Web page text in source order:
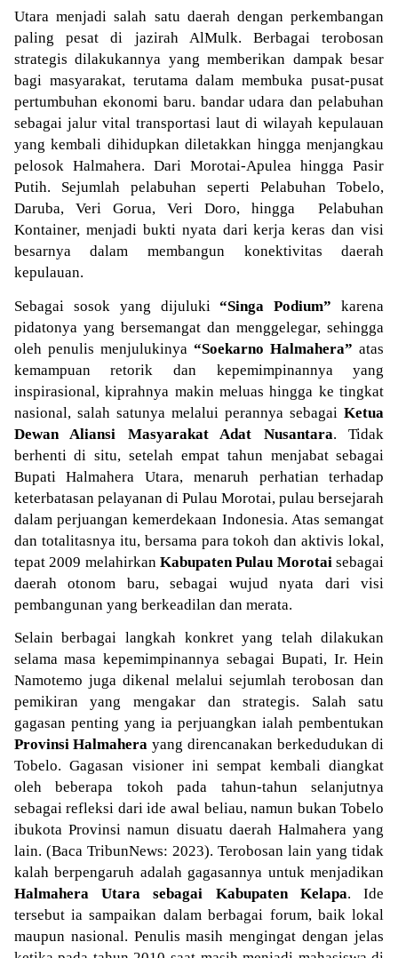
Utara menjadi salah satu daerah dengan perkembangan
paling pesat di jazirah AlMulk. Berbagai terobosan
strategis dilakukannya yang memberikan dampak besar
bagi masyarakat, terutama dalam membuka pusat-pusat
pertumbuhan ekonomi baru. bandar udara dan pelabuhan
sebagai jalur vital transportasi laut di wilayah kepulauan
yang kembali dihidupkan diletakkan hingga menjangkau
pelosok Halmahera. Dari Morotai-Apulea hingga Pasir
Putih. Sejumlah pelabuhan seperti Pelabuhan Tobelo,
Daruba, Veri Gorua, Veri Doro, hingga
Pelabuhan
Kontainer, menjadi bukti nyata dari kerja keras dan visi
besarnya dalam membangun konektivitas daerah
kepulauan.
Sebagai sosok yang dijuluki“Singa Podium” karena
pidatonya yang bersemangat dan menggelegar, sehingga
oleh penulis menjulukinya“Soekarno Halmahera” atas
kemampuan retorik dan kepemimpinannya yang
inspirasional, kiprahnya makin meluas hingga ke tingkat
nasional, salah satunya melalui perannya sebagaiKetua
Dewan Aliansi Masyarakat Adat Nusantara. Tidak
berhenti di situ, setelah empat tahun menjabat sebagai
Bupati Halmahera Utara, menaruh perhatian terhadap
keterbatasan pelayanan di Pulau Morotai, pulau bersejarah
dalam perjuangan kemerdekaan Indonesia. Atas semangat
dan totalitasnya itu, bersama para tokoh dan aktivis lokal,
tepat 2009 melahirkan Kabupaten Pulau Morotai sebagai
daerah otonom baru, sebagai wujud nyata dari visi
pembangunan yang berkeadilan dan merata.
Selain berbagai langkah konkret yang telah dilakukan
selama masa kepemimpinannya sebagai Bupati, Ir. Hein
Namotemo juga dikenal melalui sejumlah terobosan dan
pemikiran yang mengakar dan strategis. Salah satu
gagasan penting yang ia perjuangkan ialah pembentukan
Provinsi Halmahera yang direncanakan berkedudukan di
Tobelo. Gagasan visioner ini sempat kembali diangkat
oleh beberapa tokoh pada tahun-tahun selanjutnya
sebagai refleksi dari ide awal beliau, namun bukan Tobelo
ibukota Provinsi namun disuatu daerah Halmahera yang
lain. (Baca TribunNews: 2023). Terobosan lain yang tidak
kalah berpengaruh adalah gagasannya untuk menjadikan
Halmahera Utara sebagai Kabupaten Kelapa. Ide
tersebut ia sampaikan dalam berbagai forum, baik lokal
maupun nasional. Penulis masih mengingat dengan jelas